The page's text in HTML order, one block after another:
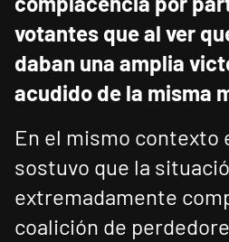
votantes que al ver
daban una amplia
acudido de la misma
En el mismo contexto
sostuvo que la
extremadamente
coalición de